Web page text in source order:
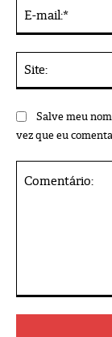
Salve meu
vez que eu